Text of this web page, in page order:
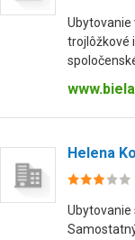
Ubytovanie
trojlôžkové
Helena
Ubytovanie